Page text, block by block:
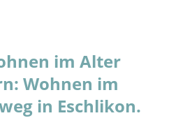
im Alter
Wohnen im
in Eschlikon.